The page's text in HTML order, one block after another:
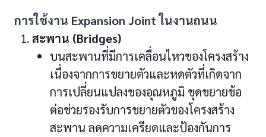
การใช้งาน Expansion Joint ในงานถนน
สะพาน (Bridges)
บนสะพานที่มีการเคลื่อนไหวของโครงสร้าง
เนื่องจากการขยายตัวและหดตัวที่เกิดจาก
การเปลี่ยนแปลงของอุณหภูมิ ชุดขยายข้อ
ต่อช่วยรองรับการขยายตัวของโครงสร้าง
สะพาน ลดความเครียดและป้องกันการ